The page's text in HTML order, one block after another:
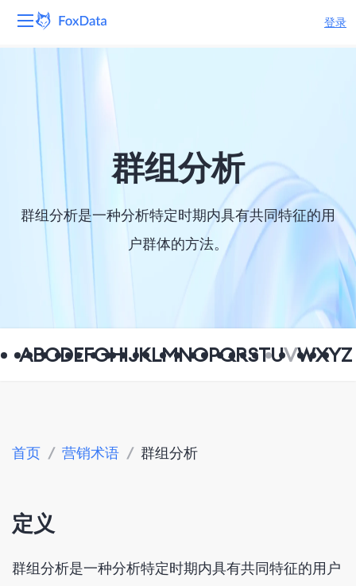
登录
产品
解决方案 群组分析
群组分析是一种分析特定时期内具有共同特征的用
户群体的方法。
ABCDEFGHIJKLMNOPQRSTUVWXYZ
首页 / 营销术语 / 群组分析
定义
群组分析是一种分析特定时期内具有共同特征的用户